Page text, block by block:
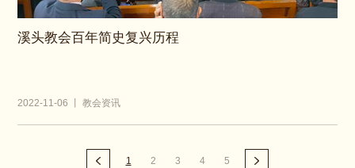
溪头教会百年简史复兴历程
2022-11-06 丨 教会资讯
1 2 3 4 5